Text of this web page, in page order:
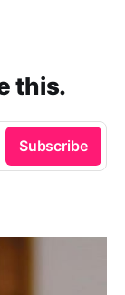
this.
Subscribe